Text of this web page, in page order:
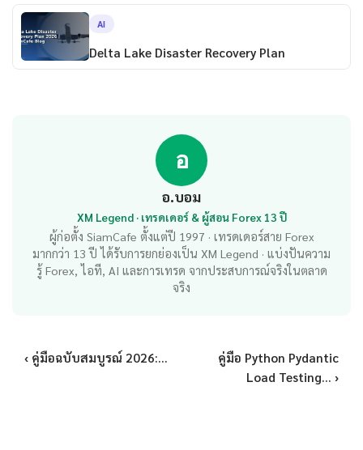
AI
Delta Lake Disaster Recovery Plan
อ
อ.บอม
XM Legend · เทรดเดอร์ & ผู้สอน Forex 13 ปี
ผู้ก่อตั้ง SiamCafe ตั้งแต่ปี 1997 · เทรดเดอร์สาย Forex
มากกว่า 13 ปี ได้รับการยกย่องเป็น XM Legend · แบ่งปันความ
รู้ Forex, ไอที, AI และการเทรด จากประสบการณ์จริงในตลาด
จริง
‹ คู่มือฉบับสมบูรณ์ 2026:...
คู่มือ Python Pydantic
Load Testing... ›